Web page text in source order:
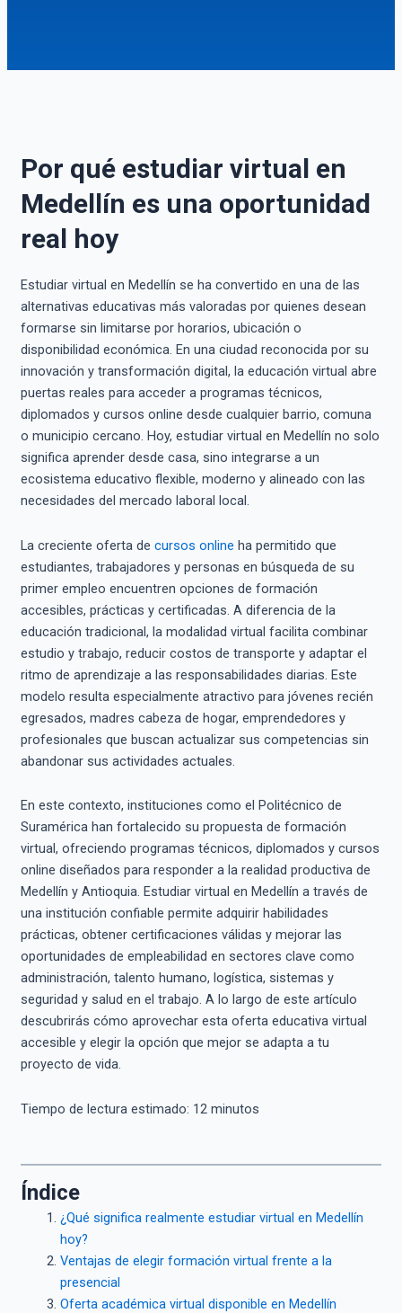
Por qué estudiar virtual en
Medellín es una oportunidad
real hoy
Estudiar virtual en Medellín se ha convertido en una de las
alternativas educativas más valoradas por quienes desean
formarse sin limitarse por horarios, ubicación o
disponibilidad económica. En una ciudad reconocida por su
innovación y transformación digital, la educación virtual abre
puertas reales para acceder a programas técnicos,
diplomados y cursos online desde cualquier barrio, comuna
o municipio cercano. Hoy, estudiar virtual en Medellín no solo
significa aprender desde casa, sino integrarse a un
ecosistema educativo flexible, moderno y alineado con las
necesidades del mercado laboral local.
La creciente oferta de cursos online ha permitido que
estudiantes, trabajadores y personas en búsqueda de su
primer empleo encuentren opciones de formación
accesibles, prácticas y certificadas. A diferencia de la
educación tradicional, la modalidad virtual facilita combinar
estudio y trabajo, reducir costos de transporte y adaptar el
ritmo de aprendizaje a las responsabilidades diarias. Este
modelo resulta especialmente atractivo para jóvenes recién
egresados, madres cabeza de hogar, emprendedores y
profesionales que buscan actualizar sus competencias sin
abandonar sus actividades actuales.
En este contexto, instituciones como el Politécnico de
Suramérica han fortalecido su propuesta de formación
virtual, ofreciendo programas técnicos, diplomados y cursos
online diseñados para responder a la realidad productiva de
Medellín y Antioquia. Estudiar virtual en Medellín a través de
una institución confiable permite adquirir habilidades
prácticas, obtener certificaciones válidas y mejorar las
oportunidades de empleabilidad en sectores clave como
administración, talento humano, logística, sistemas y
seguridad y salud en el trabajo. A lo largo de este artículo
descubrirás cómo aprovechar esta oferta educativa virtual
accesible y elegir la opción que mejor se adapta a tu
proyecto de vida.
Tiempo de lectura estimado: 12minutos
Índice
¿Qué significa realmente estudiar virtual en Medellín
hoy?
Ventajas de elegir formación virtual frente a la
presencial
Oferta académica virtual disponible en Medellín